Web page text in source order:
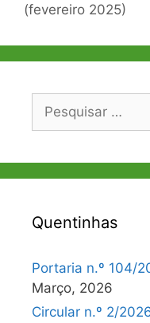
(fevereiro 2025)
Pesquisar
Quentinhas
Portaria n.º 104/
Março, 2026
Circular n.º 2/